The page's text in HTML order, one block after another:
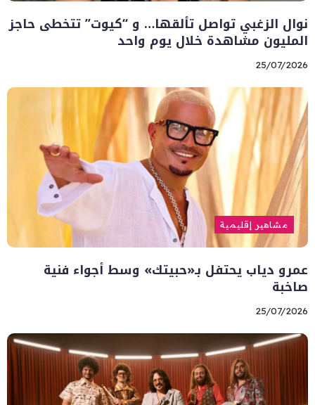
نوال الزغبي تواصل تألقها… و “كيوت” تتخطى حاجز
المليون مشاهدة خلال يوم واحد
25/07/2026
مشاهير إقليمية
عمرو دياب يحتفل بـ«حبيتك» وسط أجواء فنية
صاخبة
25/07/2026